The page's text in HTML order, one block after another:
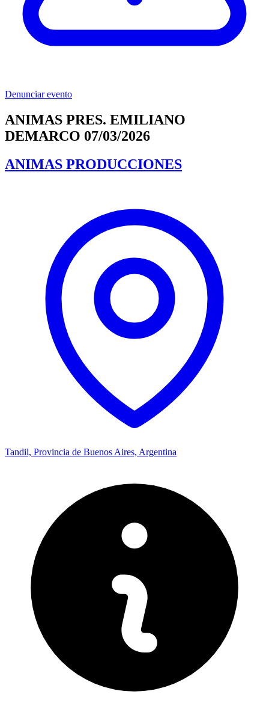
Denunciar evento
ANIMAS PRES. EMILIANO
DEMARCO 07/03/2026
ANIMAS PRODUCCIONES
Tandil, Provincia de Buenos Aires, Argentina